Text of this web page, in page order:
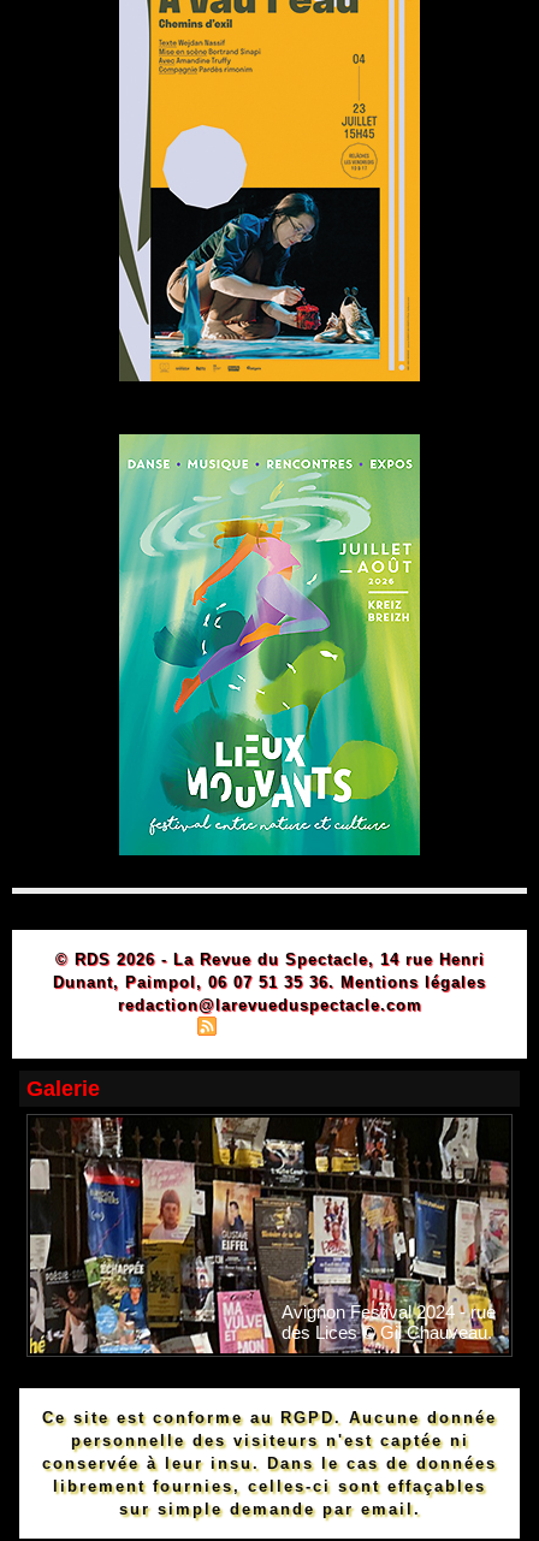
© RDS 2026 - La Revue du Spectacle, 14 rue Henri
Dunant, Paimpol, 06 07 51 35 36. Mentions légales
redaction@larevueduspectacle.com
Galerie
Avignon Festival 2024 - rue
des Lices © Gil Chauveau.
Ce site est conforme au RGPD. Aucune donnée
personnelle des visiteurs n'est captée ni
conservée à leur insu. Dans le cas de données
librement fournies, celles-ci sont effaçables
sur simple demande par email.